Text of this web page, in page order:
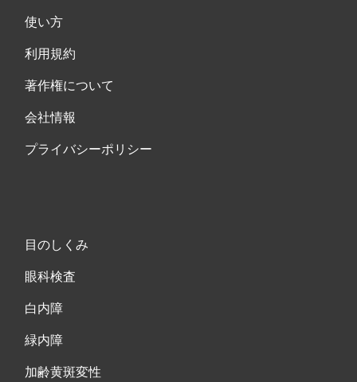
使い方
利用規約
著作権について
会社情報
プライバシーポリシー
目のしくみ
眼科検査
白内障
緑内障
加齢黄斑変性